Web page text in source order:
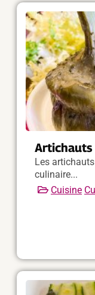
Artichauts
Les
culinaire...
Cuisine